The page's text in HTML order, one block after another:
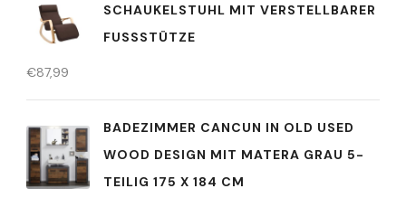
SCHAUKELSTUHL MIT VERSTELLBARER
FUSSSTÜTZE
€87,99
BADEZIMMER CANCUN IN OLD USED
WOOD DESIGN MIT MATERA GRAU 5-
TEILIG 175 X 184 CM